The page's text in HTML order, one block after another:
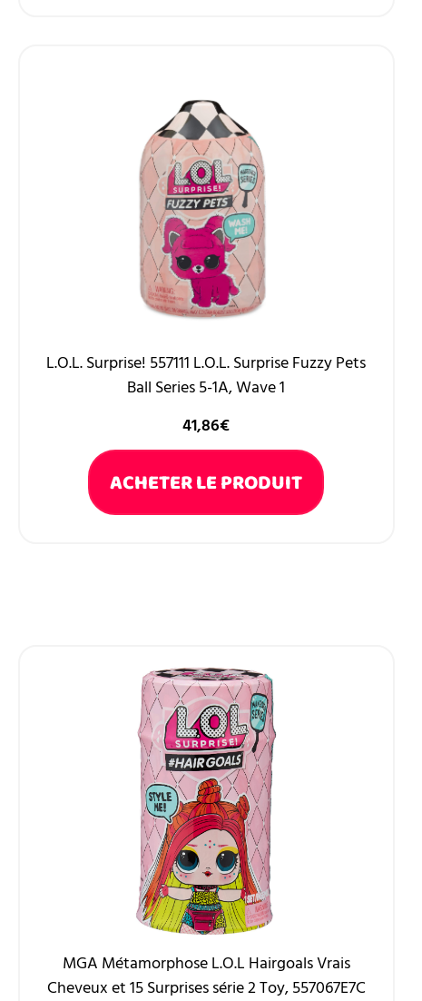
L.O.L. Surprise! 557111 L.O.L. Surprise Fuzzy Pets
Ball Series 5-1A, Wave 1
41,86€
ACHETER LE PRODUIT
MGA Métamorphose L.O.L Hairgoals Vrais
Cheveux et 15 Surprises série 2 Toy, 557067E7C